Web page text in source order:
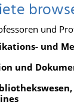
und
und
und